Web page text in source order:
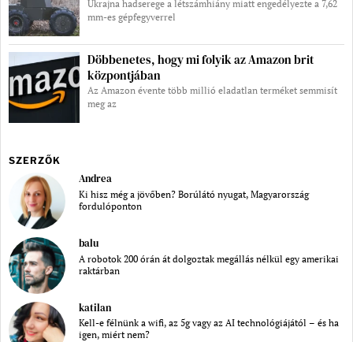
Ukrajna hadserege a létszámhiány miatt engedélyezte a 7,62
mm-es gépfegyverrel
Döbbenetes, hogy mi folyik az Amazon brit
központjában
Az Amazon évente több millió eladatlan terméket semmisít
meg az
SZERZŐK
Andrea
Ki hisz még a jövőben? Borúlátó nyugat, Magyarország
fordulóponton
balu
A robotok 200 órán át dolgoztak megállás nélkül egy amerikai
raktárban
katilan
Kell-e félnünk a wifi, az 5g vagy az AI technológiájától – és ha
igen, miért nem?